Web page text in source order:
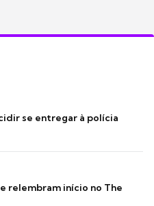
se entregar à polícia
relembram início no The